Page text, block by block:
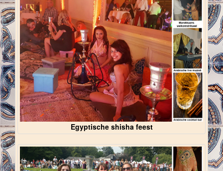
Egyptische shisha feest